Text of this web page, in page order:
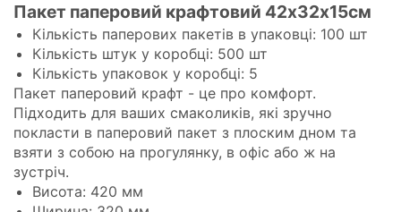
Пакет паперовий крафтовий 42х32х15см
Кількість паперових пакетів в упаковці: 100 шт
Кількість штук у коробці: 500 шт
Кількість упаковок у коробці: 5
Пакет паперовий крафт - це про комфорт.
Підходить для ваших смаколиків, які зручно
покласти в паперовий пакет з плоским дном та
взяти з собою на прогулянку, в офіс або ж на
зустріч.
Висота: 420 мм